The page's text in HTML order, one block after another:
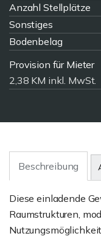
Anzahl Stellplätze
Sonstiges
Bodenbelag
Provision für Mieter
2,38 KM inkl. MwSt.
Beschreibung
Diese einladende
Raumstrukturen,